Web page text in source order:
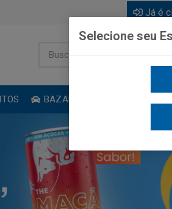
Já é
BAZAR
Selecione seu